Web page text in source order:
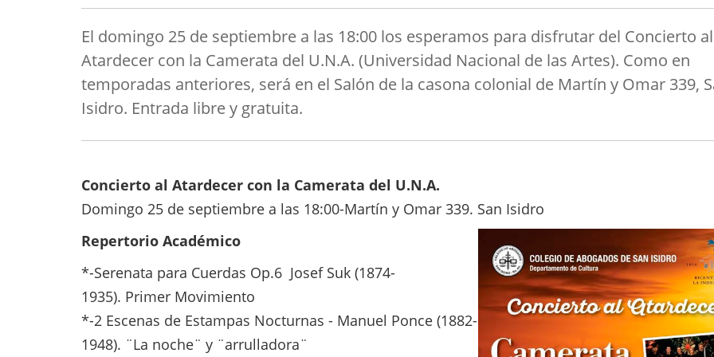
El domingo 25 de septiembre a las 18:00 los esperamos para disfrutar del Concierto al
Atardecer con la Camerata del U.N.A. (Universidad Nacional de las Artes). Como en
temporadas anteriores, será en el Salón de la casona colonial de Martín y Omar 339,
Isidro. Entrada libre y gratuita.
Concierto al Atardecer con la Camerata del U.N.A.
Domingo 25 de septiembre a las 18:00-Martín y Omar 339. San Isidro
Repertorio Académico
*-Serenata para Cuerdas Op.6 Josef Suk (1874-
1935). Primer Movimiento
*-2 Escenas de Estampas Nocturnas - Manuel Ponce (1882-
1948). ¨La noche¨ y ¨arrulladora¨